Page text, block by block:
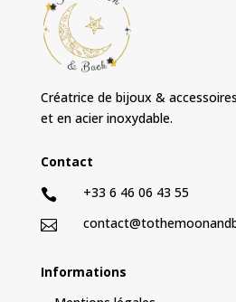
Créatrice de bijoux &
et en acier inoxydable.
Contact
 +33 6 46 06 43 55

Informations